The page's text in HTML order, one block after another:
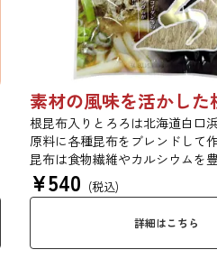
いTシャツです！！
根昆布入りとろろは北海道白口
原料に各種昆布をブレンドして
昆布は食物繊維やカルシウムを
ます。薄くふんわりと削ってお
い物、うどんに入れて美味しく
布入りとろろを是非ご賞味くだ
¥540 (税込)
詳細はこちら